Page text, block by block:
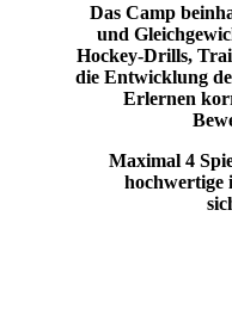
Das Camp
und
Hockey-Drills,
die Entwicklung
Erlernen
Maximal 4
hochwertige